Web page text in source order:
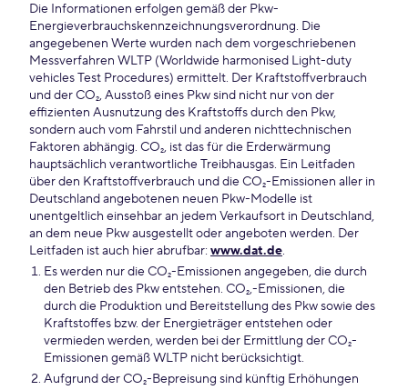
Die Informationen erfolgen gemäß der Pkw-
Energieverbrauchskennzeichnungsverordnung. Die
angegebenen Werte wurden nach dem vorgeschriebenen
Messverfahren WLTP (Worldwide harmonised Light-duty
vehicles Test Procedures) ermittelt. Der Kraftstoffverbrauch
und der CO₂, Ausstoß eines Pkw sind nicht nur von der
effizienten Ausnutzung des Kraftstoffs durch den Pkw,
sondern auch vom Fahrstil und anderen nichttechnischen
Faktoren abhängig. CO₂, ist das für die Erderwärmung
hauptsächlich verantwortliche Treibhausgas. Ein Leitfaden
über den Kraftstoffverbrauch und die CO₂-Emissionen aller in
Deutschland angebotenen neuen Pkw-Modelle ist
unentgeltlich einsehbar an jedem Verkaufsort in Deutschland,
an dem neue Pkw ausgestellt oder angeboten werden. Der
Leitfaden ist auch hier abrufbar: www.dat.de.
Es werden nur die CO₂-Emissionen angegeben, die durch
den Betrieb des Pkw entstehen. CO₂,-Emissionen, die
durch die Produktion und Bereitstellung des Pkw sowie des
Kraftstoffes bzw. der Energieträger entstehen oder
vermieden werden, werden bei der Ermittlung der CO₂-
Emissionen gemäß WLTP nicht berücksichtigt.
Aufgrund der CO₂-Bepreisung sind künftig Erhöhungen